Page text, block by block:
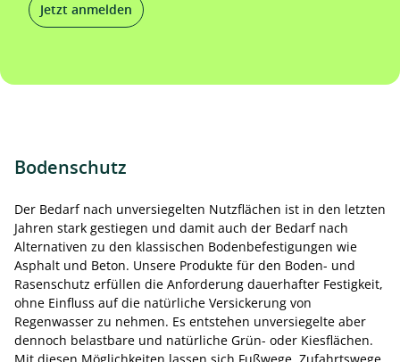
Jetzt anmelden
Bodenschutz
Der Bedarf nach unversiegelten Nutzflächen ist in den letzten
Jahren stark gestiegen und damit auch der Bedarf nach
Alternativen zu den klassischen Bodenbefestigungen wie
Asphalt und Beton. Unsere Produkte für den Boden- und
Rasenschutz erfüllen die Anforderung dauerhafter Festigkeit,
ohne Einfluss auf die natürliche Versickerung von
Regenwasser zu nehmen. Es entstehen unversiegelte aber
dennoch belastbare und natürliche Grün- oder Kiesflächen.